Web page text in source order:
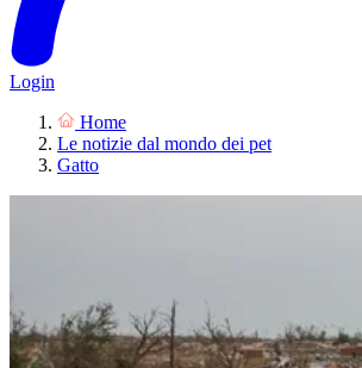
Login
Home
Le notizie dal mondo dei pet
Gatto